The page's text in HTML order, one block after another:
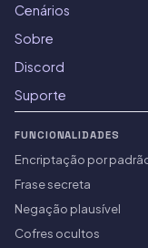
Cenários
Sobre
Discord
Suporte
FUNCIONALIDADES
Encriptação por
Frase secreta
Negação plausível
Cofres ocultos